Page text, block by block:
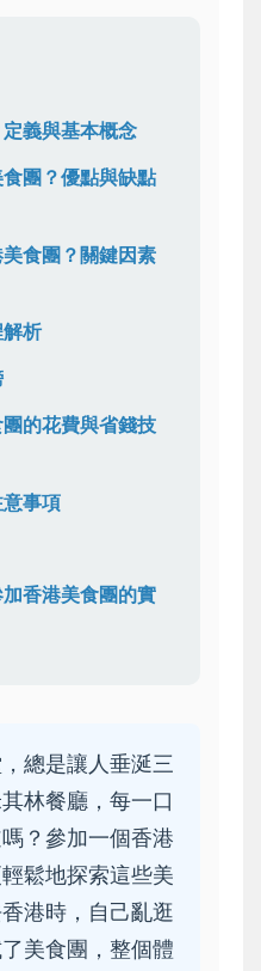
義與基本概念
團？優點與缺點
食團？關鍵因素
析
的花費與省錢技
事項
香港美食團的實
總是讓人垂涎三
林餐廳，每一口
？參加一個香港
鬆地探索這些美
港時，自己亂逛
美食團，整個體